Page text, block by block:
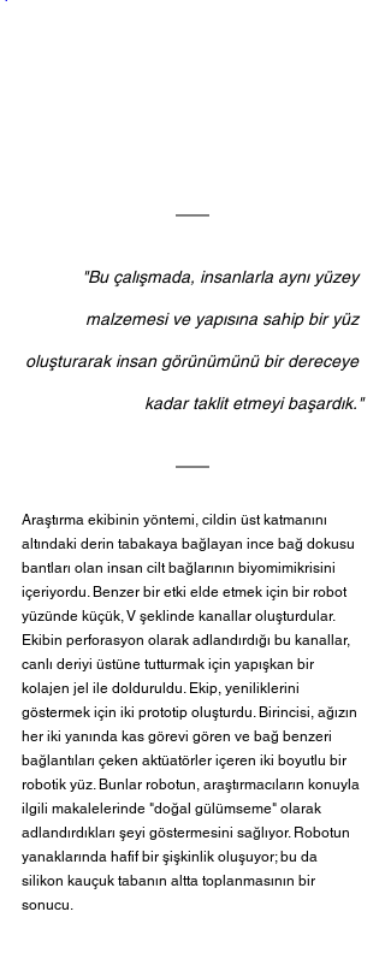
"Bu çalışmada, insanlarla aynı yüzey
malzemesi ve yapısına sahip bir yüz
oluşturarak insan görünümünü bir dereceye
kadar taklit etmeyi başardık."
Araştırma ekibinin yöntemi, cildin üst katmanını
altındaki derin tabakaya bağlayan ince bağ dokusu
bantları olan insan cilt bağlarının biyomimikrisini
içeriyordu. Benzer bir etki elde etmek için bir robot
yüzünde küçük, V şeklinde kanallar oluşturdular.
Ekibin perforasyon olarak adlandırdığı bu kanallar,
canlı deriyi üstüne tutturmak için yapışkan bir
kolajen jel ile dolduruldu. Ekip, yeniliklerini
göstermek için iki prototip oluşturdu. Birincisi, ağızın
her iki yanında kas görevi gören ve bağ benzeri
bağlantıları çeken aktüatörler içeren iki boyutlu bir
robotik yüz. Bunlar robotun, araştırmacıların konuyla
ilgili makalelerinde "doğal gülümseme" olarak
adlandırdıkları şeyi göstermesini sağlıyor. Robotun
yanaklarında hafif bir şişkinlik oluşuyor; bu da
silikon kauçuk tabanın altta toplanmasının bir
sonucu.